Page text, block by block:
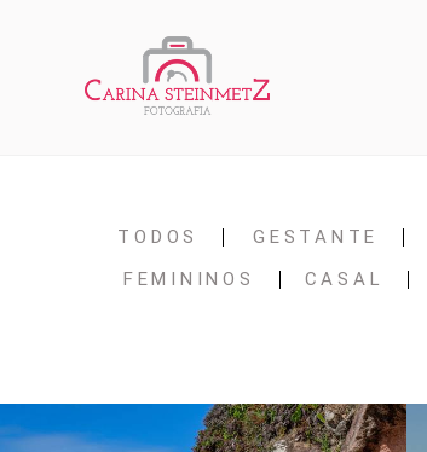
TODOS GESTANTE
FEMININOS
CASAL